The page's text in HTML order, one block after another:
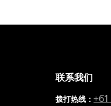
联系我们
拨打热线 ：